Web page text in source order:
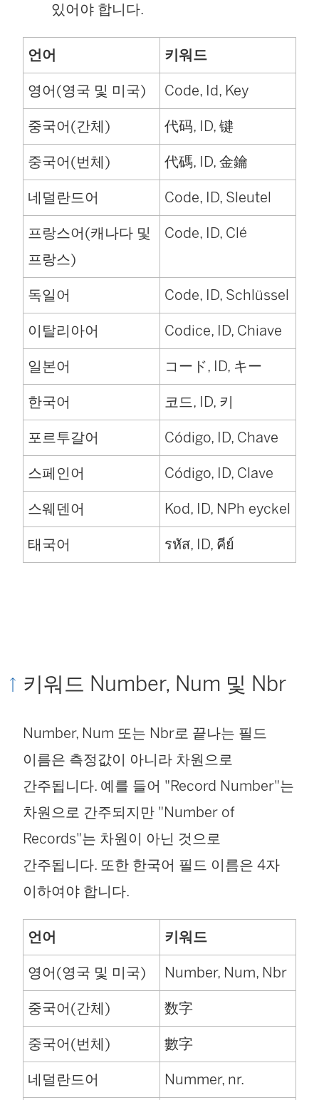
있어야 합니다.
언어 키워드
영어(영국 및 미국) Code, Id, Key
중국어(간체) 代码, ID, 键
중국어(번체) 代碼, ID, 金鑰
네덜란드어 Code, ID, Sleutel
프랑스어(캐나다 및
프랑스)
Code, ID, Clé
독일어 Code, ID, Schlüssel
이탈리아어 Codice, ID, Chiave
일본어 コード, ID, キー
한국어 코드, ID, 키
포르투갈어 Código, ID, Chave
스페인어 Código, ID, Clave
스웨덴어 Kod, ID, NPh eyckel
태국어 รหัส, ID, คีย์
키워드 Number, Num 및 Nbr
Number, Num 또는 Nbr로 끝나는 필드
이름은 측정값이 아니라 차원으로
간주됩니다. 예를 들어 "Record Number"는
차원으로 간주되지만 "Number of
Records"는 차원이 아닌 것으로
간주됩니다. 또한 한국어 필드 이름은 4자
이하여야 합니다.
언어 키워드
영어(영국 및 미국) Number, Num, Nbr
중국어(간체) 数字
중국어(번체) 數字
네덜란드어 Nummer, nr.